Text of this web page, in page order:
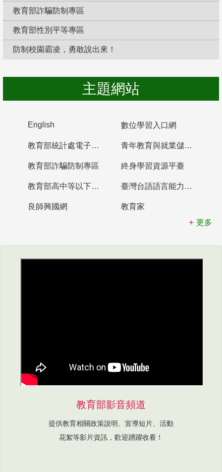
教育部詐騙防制專區
教育部性別平等專區
防制校園霸凌，勇敢說出來！
主題網站
English 數位學習入口網
教育部統計處電子書櫃 青年教育與就業儲蓄帳戶
教育部詐騙防制專區 終身學習資源平臺
教育部高中等以下學校及幼兒園教師資格檢定考試 臺灣台語語言能力認證網站
良師興國網
教育家
更多
教育部影音頻道
提供教育相關政策說明、宣導短片、活動
花絮等影片資訊，歡迎踴躍收看！